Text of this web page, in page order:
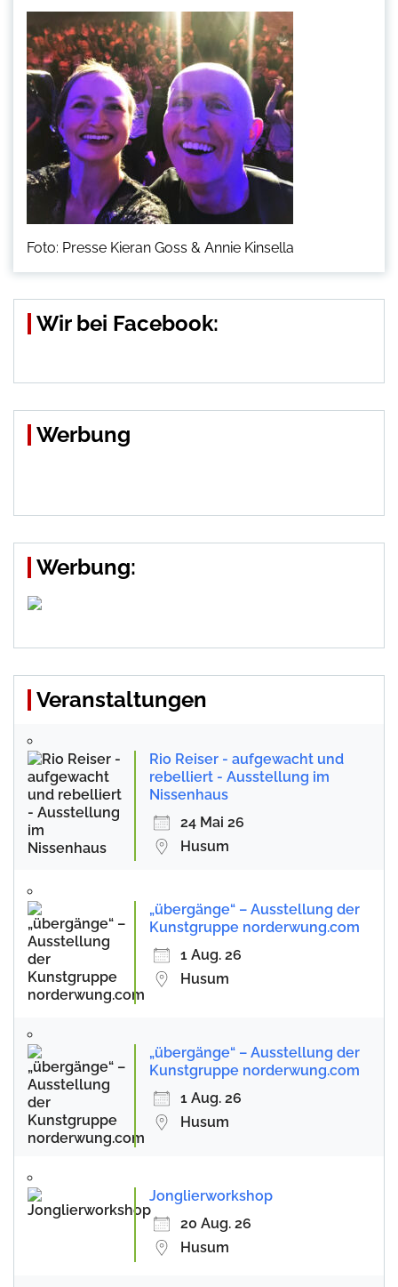
Foto: Presse Kieran Goss & Annie Kinsella
Wir bei Facebook:
Werbung
Werbung:
Veranstaltungen
Rio Reiser - aufgewacht und
rebelliert - Ausstellung im
Nissenhaus
24 Mai 26
Husum
„übergänge“ – Ausstellung der
Kunstgruppe norderwung.com
1 Aug. 26
Husum
„übergänge“ – Ausstellung der
Kunstgruppe norderwung.com
1 Aug. 26
Husum
Jonglierworkshop
20 Aug. 26
Husum